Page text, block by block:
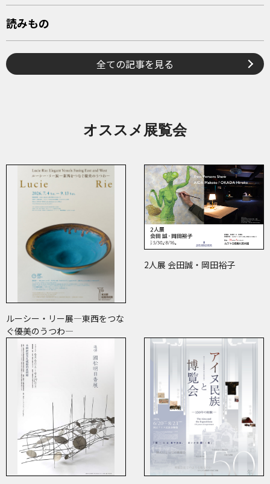
読みもの
全ての記事を見る
オススメ展覧会
ルーシー・リー展―東西をつな
ぐ優美のうつわ―
2人展 会田誠・岡田裕子